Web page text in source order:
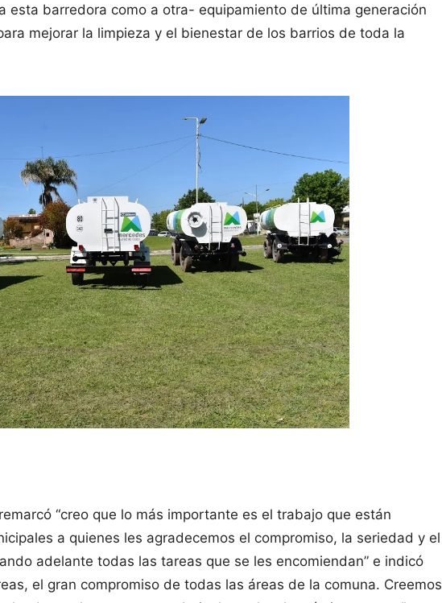
esta barredora como a otra- equipamiento de última generación
mejorar la limpieza y el bienestar de los barrios de toda la
“creo que lo más importante es el trabajo que están
a quienes les agradecemos el compromiso, la seriedad y el
adelante todas las tareas que se les encomiendan” e indicó
el gran compromiso de todas las áreas de la comuna. Creemos